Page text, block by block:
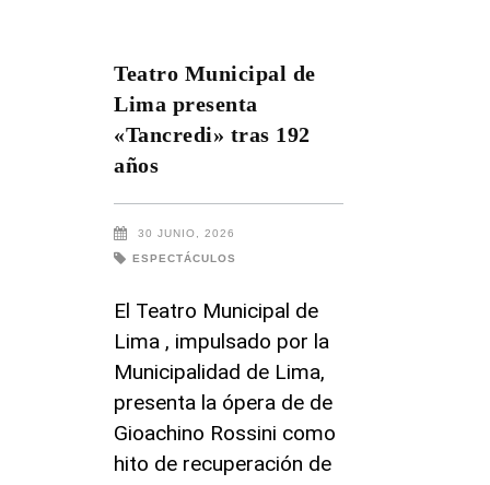
Teatro Municipal de
Lima presenta
«Tancredi» tras 192
años
30 JUNIO, 2026
ESPECTÁCULOS
El Teatro Municipal de
Lima , impulsado por la
Municipalidad de Lima,
presenta la ópera de de
Gioachino Rossini como
hito de recuperación de